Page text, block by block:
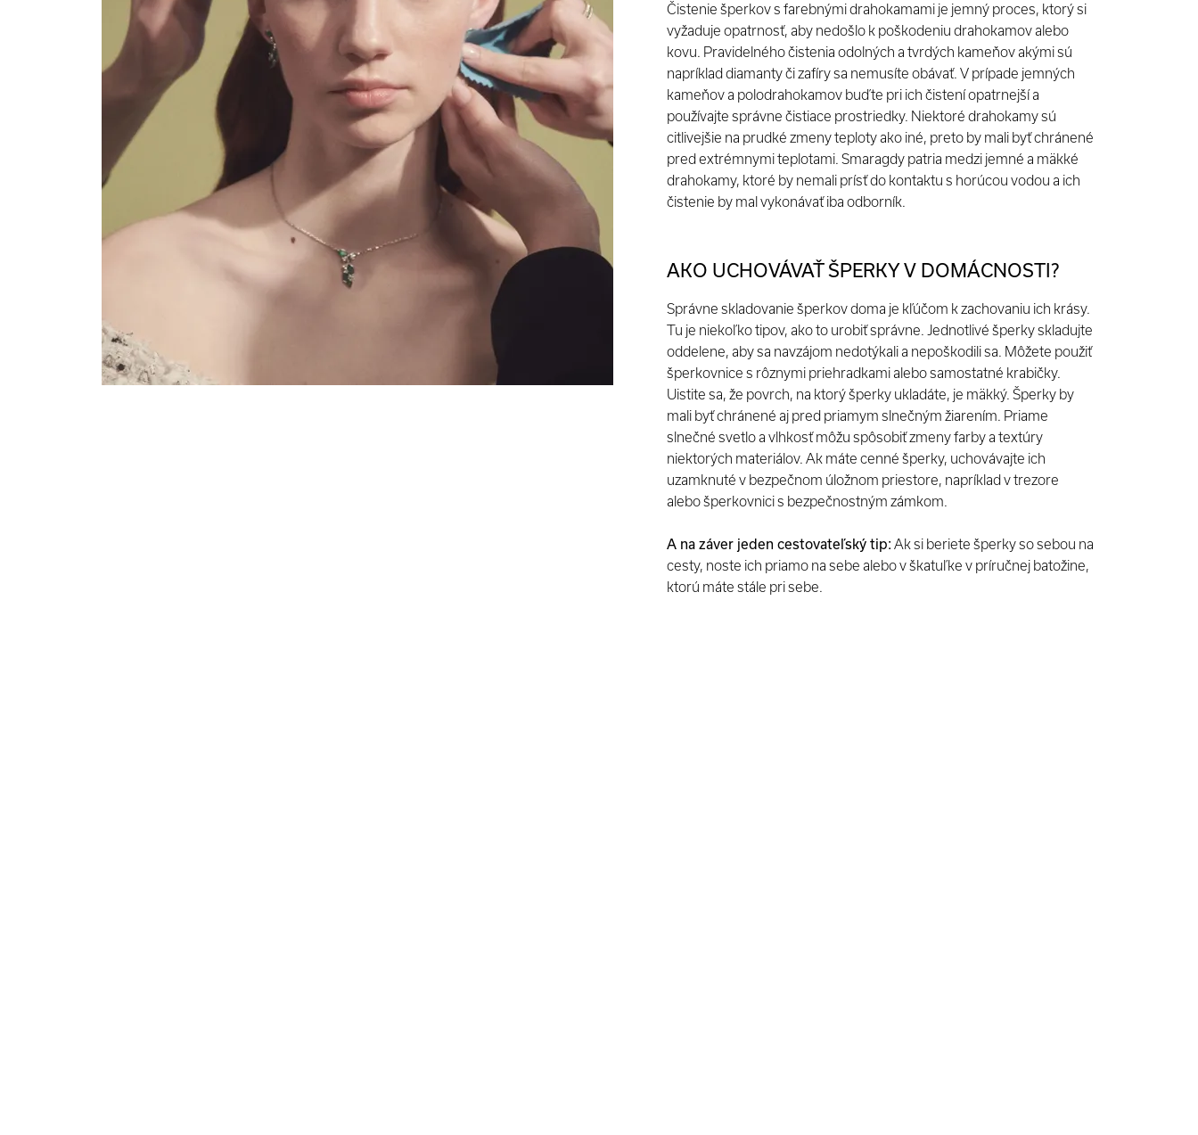
Čistenie šperkov s farebnými drahokamami je jemný proces, ktorý si
vyžaduje opatrnosť, aby nedošlo k poškodeniu drahokamov alebo
kovu. Pravidelného čistenia odolných a tvrdých kameňov akými sú
napríklad diamanty či zafíry sa nemusíte obávať. V prípade jemných
kameňov a polodrahokamov buďte pri ich čistení opatrnejší a
používajte správne čistiace prostriedky. Niektoré drahokamy sú
citlivejšie na prudké zmeny teploty ako iné, preto by mali byť chránené
pred extrémnymi teplotami. Smaragdy patria medzi jemné a mäkké
drahokamy, ktoré by nemali prísť do kontaktu s horúcou vodou a ich
čistenie by mal vykonávať iba odborník.
AKO UCHOVÁVAŤ ŠPERKY V DOMÁCNOSTI?
Správne skladovanie šperkov doma je kľúčom k zachovaniu ich krásy.
Tu je niekoľko tipov, ako to urobiť správne. Jednotlivé šperky skladujte
oddelene, aby sa navzájom nedotýkali a nepoškodili sa. Môžete použiť
šperkovnice s rôznymi priehradkami alebo samostatné krabičky.
Uistite sa, že povrch, na ktorý šperky ukladáte, je mäkký. Šperky by
mali byť chránené aj pred priamym slnečným žiarením. Priame
slnečné svetlo a vlhkosť môžu spôsobiť zmeny farby a textúry
niektorých materiálov. Ak máte cenné šperky, uchovávajte ich
uzamknuté v bezpečnom úložnom priestore, napríklad v trezore
alebo šperkovnici s bezpečnostným zámkom.
A na záver jeden cestovateľský tip: Ak si beriete šperky so sebou na
cesty, noste ich priamo na sebe alebo v škatuľke v príručnej batožine,
ktorú máte stále pri sebe.